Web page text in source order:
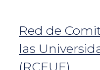
Red de
las
(RCEUE)